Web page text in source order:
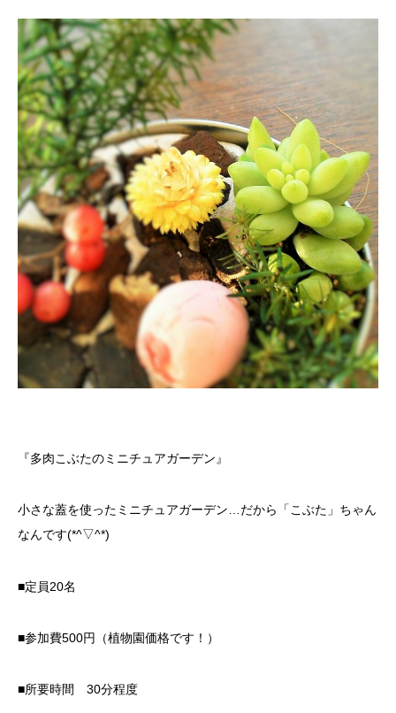
『多肉こぶたのミニチュアガーデン』
小さな蓋を使ったミニチュアガーデン…だから「こぶた」ちゃん
なんです(*^▽^*)
■定員20名
■参加費500円（植物園価格です！）
■所要時間 30分程度